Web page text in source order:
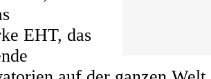
EHT, das